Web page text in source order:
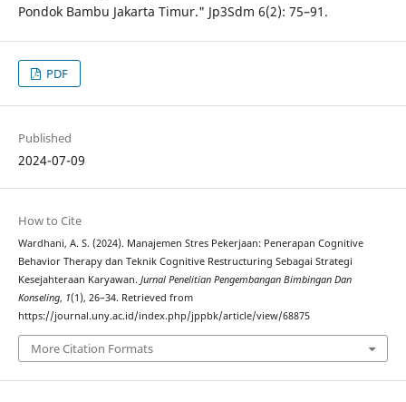
Pondok Bambu Jakarta Timur." Jp3Sdm 6(2): 75–91.
PDF
Published
2024-07-09
How to Cite
Wardhani, A. S. (2024). Manajemen Stres Pekerjaan: Penerapan Cognitive
Behavior Therapy dan Teknik Cognitive Restructuring Sebagai Strategi
Kesejahteraan Karyawan. Jurnal Penelitian Pengembangan Bimbingan Dan
Konseling, 1(1), 26–34. Retrieved from
https://journal.uny.ac.id/index.php/jppbk/article/view/68875
More Citation Formats